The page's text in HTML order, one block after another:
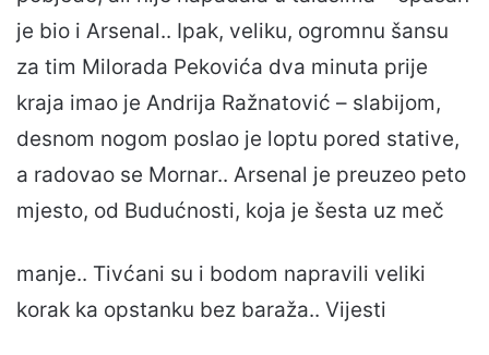
je bio i Arsenal.. Ipak, veliku, ogromnu šansu
za tim Milorada Pekovića dva minuta prije
kraja imao je Andrija Ražnatović – slabijom,
desnom nogom poslao je loptu pored stative,
a radovao se Mornar.. Arsenal je preuzeo peto
mjesto, od Budućnosti, koja je šesta uz meč
manje.. Tivćani su i bodom napravili veliki
korak ka opstanku bez baraža.. Vijesti